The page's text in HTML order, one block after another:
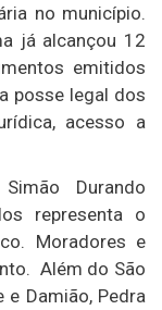
no município.
já alcançou 12
emitidos
posse legal dos
acesso a
Durando
representa o
Moradores e
Além do São
Damião, Pedra